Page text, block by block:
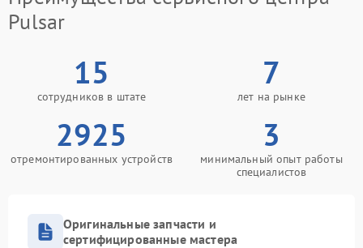
Pulsar
15
сотрудников в штате
7
лет на рынке
2925
отремонтированных устройств
3
минимальный опыт работы
специалистов
Оригинальные запчасти и
сертифицированные мастера